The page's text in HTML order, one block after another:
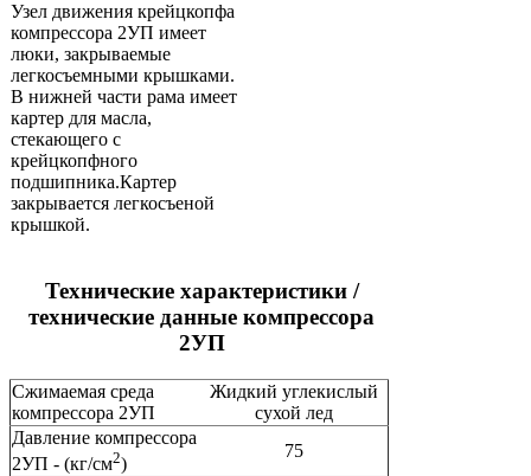
Узел движения крейцкопфа
компрессора 2УП имеет
люки, закрываемые
легкосъемными крышками.
В нижней части рама имеет
картер для масла,
стекающего с
крейцкопфного
подшипника.Картер
закрывается легкосъеной
крышкой.
Технические характеристики /
технические данные компрессора
2УП
Сжимаемая среда
компрессора 2УП
Жидкий углекислый
сухой лед
Давление компрессора
2УП - (кг/см2)
75